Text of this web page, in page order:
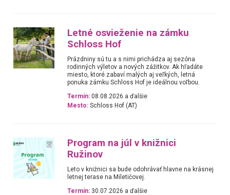
Letné osvieženie na zámku
Schloss Hof
Prázdniny sú tu a s nimi prichádza aj sezóna
rodinných výletov a nových zážitkov. Ak hľadáte
miesto, ktoré zabaví malých aj veľkých, letná
ponuka zámku Schloss Hof je ideálnou voľbou.
Termín: 08.08.2026 a ďalšie
Mesto: Schloss Hof (AT)
Program na júl v knižnici
Ružinov
Leto v knižnici sa bude odohrávať hlavne na krásnej
letnej terase na Miletičovej.
Termín: 30.07.2026 a ďalšie